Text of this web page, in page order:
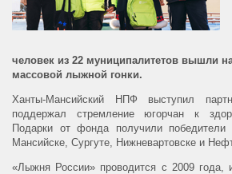
человек из 22 муниципалитетов вышли
массовой лыжной гонки.
Ханты-Мансийский НПФ выступил
поддержал стремление югорчан к
Подарки от фонда получили
Мансийске, Сургуте, Нижневартовске и
«Лыжня России» проводится с 2009 года,